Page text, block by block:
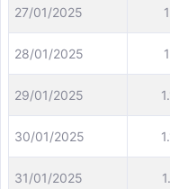
27/01/2025
28/01/2025
29/01/2025
30/01/2025
31/01/2025